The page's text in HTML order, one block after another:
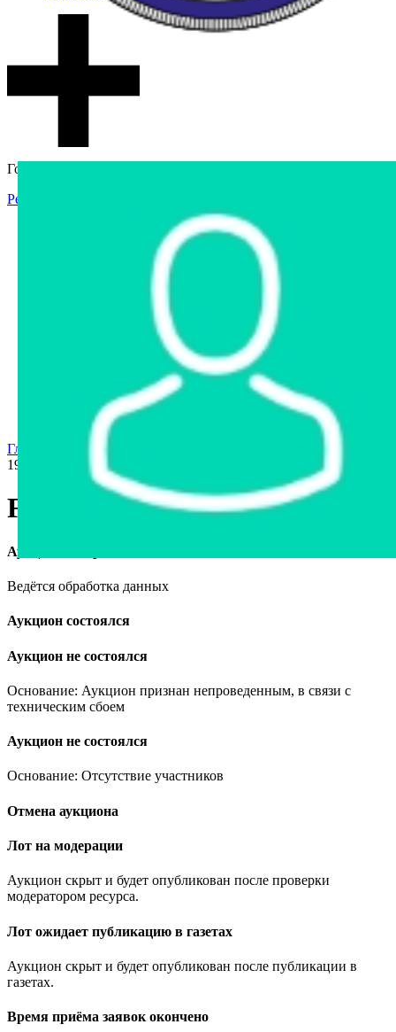
Гостевой доступ
Регистрация
Интернет-магазин
Интернет-витрина
Арестованное имущество
Реестр несостоявшихся торгов
Реестр переоценок
Государственное имущество
Главная страница
1994
Ford Scorpio, 1994
Аукцион завершён
Ведётся обработка данных
Аукцион состоялся
Аукцион не состоялся
Основание: Аукцион признан непроведенным, в связи с
техническим сбоем
Аукцион не состоялся
Основание: Отсутствие участников
Отмена аукциона
Лот на модерации
Аукцион скрыт и будет опубликован после проверки
модератором ресурса.
Лот ожидает публикацию в газетах
Аукцион скрыт и будет опубликован после публикации в
газетах.
Время приёма заявок окончено